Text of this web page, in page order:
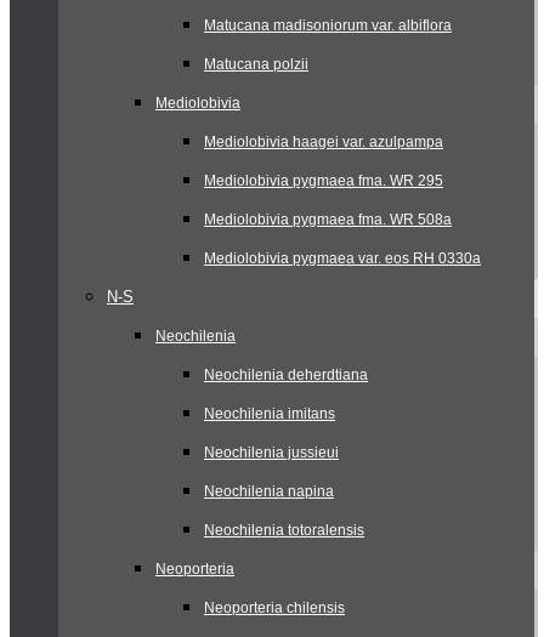
Matucana madisoniorum var. albiflora
Matucana polzii
Mediolobivia
Mediolobivia haagei var. azulpampa
Mediolobivia pygmaea fma. WR 295
Mediolobivia pygmaea fma. WR 508a
Mediolobivia pygmaea var. eos RH 0330a
N-S
Neochilenia
Neochilenia deherdtiana
Neochilenia imitans
Neochilenia jussieui
Neochilenia napina
Neochilenia totoralensis
Neoporteria
Neoporteria chilensis